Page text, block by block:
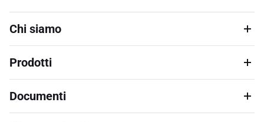
Chi siamo
Prodotti
Documenti